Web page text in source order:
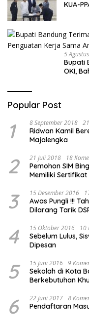
KUA-
5
Bupati
OKI,
Popular Post
1 8 September 2018
Ridwan Kamil
Majalengka
2 21 Juli 2018 18
Pemohon SIM
Memiliki Sertifikat
3 15 Desember 2016
Awas Pungli !!! Tahun 2017, SMA-SMK Negeri di Jabar
Dilarang Tarik
4 15 Oktober 2016 10
Sebelum Lulus,
Dipesan
5 15 Juni 2016 9
Sekolah di Kota
Berkebutuhan
6 22 Juni 2017 8
Pendaftaran